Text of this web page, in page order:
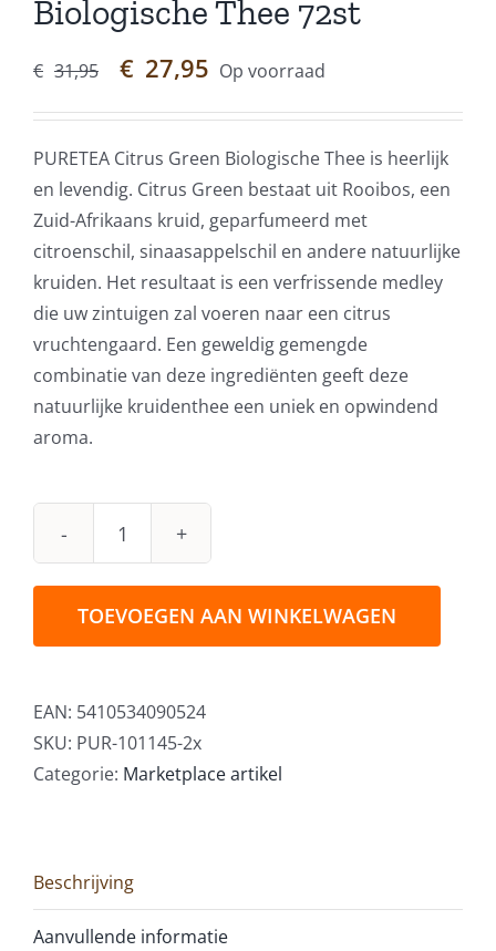
Biologische Thee 72st
€ 31,95
Oorspronkelijke
was:
€31,95.
€ 27,95 Huidige
is:
€27,95.
Op voorraad
PURETEA Citrus Green Biologische Thee is heerlijk
en levendig. Citrus Green bestaat uit Rooibos, een
Zuid-Afrikaans kruid, geparfumeerd met
citroenschil, sinaasappelschil en andere natuurlijke
kruiden. Het resultaat is een verfrissende medley
die uw zintuigen zal voeren naar een citrus
vruchtengaard. Een geweldig gemengde
combinatie van deze ingrediënten geeft deze
natuurlijke kruidenthee een uniek en opwindend
aroma.
Pure
Citrus
Thee
72st
aantal
TOEVOEGEN AAN WINKELWAGEN
EAN: 5410534090524
SKU: PUR-101145-2x
Categorie: Marketplace artikel
Beschrijving
Aanvullende informatie